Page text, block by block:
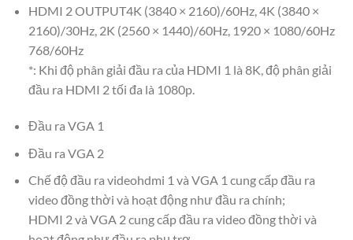
HDMI 2 OUTPUT4K (3840 × 2160)/60Hz, 4K (3840 ×
2160)/30Hz, 2K (2560 × 1440)/60Hz, 1920 × 1080/60Hz
768/60Hz
*: Khi độ phân giải đầu ra của HDMI 1 là 8K, độ phân giải
đầu ra HDMI 2 tối đa là 1080p.
Đầu ra VGA 1
Đầu ra VGA 2
Chế độ đầu ra videohdmi 1 và VGA 1 cung cấp đầu ra
video đồng thời và hoạt động như đầu ra chính;
HDMI 2 và VGA 2 cung cấp đầu ra video đồng thời và